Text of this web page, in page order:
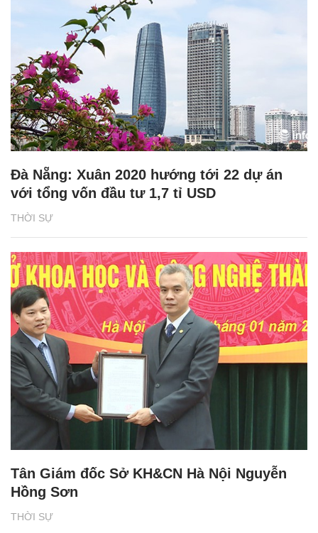
THỜI SỰ
Đà Nẵng: Xuân 2020 hướng tới 22 dự án
với tổng vốn đầu tư 1,7 tỉ USD
THỜI SỰ
Tân Giám đốc Sở KH&CN Hà Nội Nguyễn
Hồng Sơn